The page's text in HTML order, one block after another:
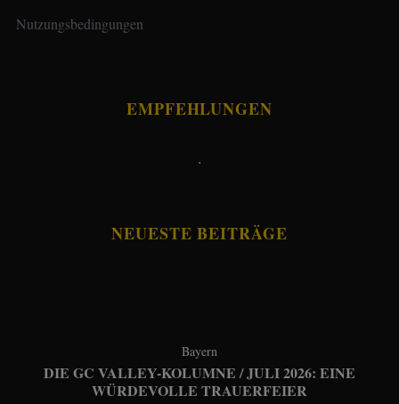
Nutzungsbedingungen
EMPFEHLUNGEN
.
NEUESTE BEITRÄGE
Bayern
DIE GC VALLEY-KOLUMNE / JULI 2026: EINE
WÜRDEVOLLE TRAUERFEIER